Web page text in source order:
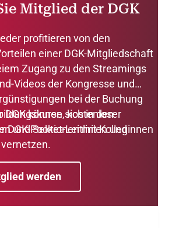
Mitglied der DGK
profitieren von den
einer DGK-Mitgliedschaft
Zugang zu den Streamings
Videos der Kongresse und
bei der Buchung
kostenloser
DGK-Pocket-Leitlinien und
DGK können sich in den
und Sektionen mit Kolleginnen
werden